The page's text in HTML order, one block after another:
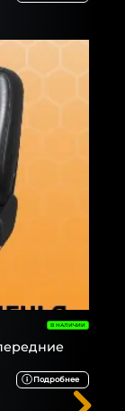
В НАЛИЧИИ
Подробнее